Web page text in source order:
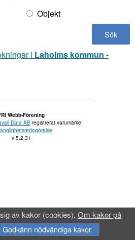
Objekt
i Laholms kommun -
Webb-Förening
Data AB registrerat varumärke.
v 5.2.31
av kakor (cookies). Om kakor på
Godkänn nödvändiga kakor